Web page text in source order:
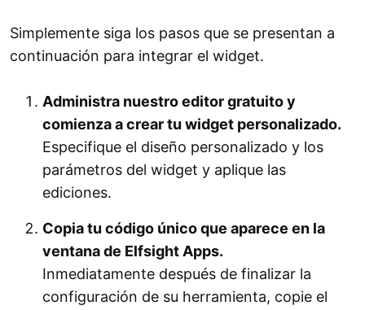
Simplemente siga los pasos que se presentan a
continuación para integrar el widget.
Administra nuestro editor gratuito y
comienza a crear tu widget personalizado.
Especifique el diseño personalizado y los
parámetros del widget y aplique las
ediciones.
Copia tu código único que aparece en la
ventana de Elfsight Apps.
Inmediatamente después de finalizar la
configuración de su herramienta, copie el